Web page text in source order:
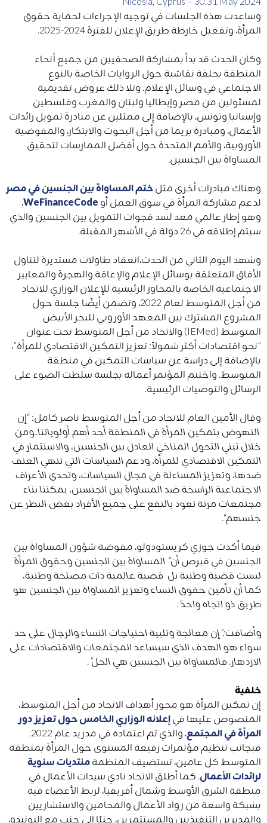
وساعدت هذه الجلسات في توجيه الإجراءات لحماية حقوق
المرأة، وتفعيل خارطة طريق الإعلان للفترة 2024-2025.
وكان الحدث قد بدأ بمشاركة الصحفيين من جميع أنحاء
المنطقة بحلقة نقاشية حول الروايات الخاصة بالنوع
الاجتماعي في وسائل الإعلام. وتلا ذلك عروض تقديمية
لمسئولين من مصر وإيطاليا ولبنان والمغرب وفلسطين
وإسبانيا وتونس، بالإضافة إلى ممثلين عن مبادرة تمويل رائدات
الأعمال، ومبادرة بريما من أجل البحوث والابتكار، والمفوضية
الأوروبية، والأمم المتحدة حول أفضل الممارسات لتحقيق
المساواة بين الجنسين.
وهناك مبادرات أخرى مثل ختم المساواة بين الجنسين في مصر
لدعم مشاركة المرأة في سوق العمل أو WeFinanceCode،
وهو إطار عالمي معد لسد فجوات التمويل بين الجنسين والذي
سيتم إطلاقه في 26 دولة في الأشهر المقبلة.
وشهد اليوم الثاني من الحدث،انعقاد طاولات مستديرة لتناول
الأفاق المتعلقة بوسائل الإعلام والإعاقة والهجرة والمعايير
الاجتماعية الخاصة بالمحاور الرئيسية للإعلان الوزاري للاتحاد
من أجل المتوسط ​​لعام 2022، وتضمن أيضًا جلسة حول
المشروع المشترك بين المعهد الأوروبي للبحر الأبيض
المتوسط ​​(IEMed) والاتحاد من أجل المتوسط تحت عنوان ​​
”نحو اقتصادات أكثر شمولاً: تعزيز التمكين الاقتصادي للمرأة”،
بالإضافة إلى دراسة عن سياسات التمكين في منطقة
المتوسط. واختتم المؤتمر أعماله بجلسة سلطت الضوء على
الرسائل والتوصيات الرئيسية.
وقال الأمين العام للاتحاد من أجل المتوسط ​​ناصر كامل: “إن
النهوض بتمكين المرأة في المنطقة أحد أهم أولوياتنا..ومن
خلال تبني التحول المناخي العادل بين الجنسين، والاستثمار في
التمكين الاقتصادي للمرأة، ودعم السياسات التي تنهي العنف
ضدها، وتعزيز المساءلة في مجال السياسات، وتحدي الأعراف
الاجتماعية الراسخة ضد المساواة بين الجنسين، يمكننا بناء
مجتمعات مرنة تعود بالنفع على جميع الأفراد بغض النظر عن
جنسهم“.
فيما أكدت جوزي كريستودولو، مفوضة شؤون المساواة بين
الجنسين في قبرص أن” المساواة بين الجنسين وحقوق المرأة
ليست قضية وطنية بل قضية عالمية ذات مصلحة وطنية،
كما أن تأمين حقوق النساء وتعزيز المساواة بين الجنسين هو
طريق ذو اتجاه واحد”.
وأضافت:”إن معالجة وتلبية احتياجات النساء والرجال على حد
سواء هو الهدف الذي سيساعد المجتمعات والاقتصادات على
الازدهار. فالمساواة بين الجنسين هي الحل”.
خلفية
إن تمكين المرأة هو محور أهداف الاتحاد من أجل المتوسط،
المنصوص عليها في إعلانه الوزاري الخامس ​حول تعزيز دور
المرأة في المجتمع، والذي تم اعتماده في مدريد عام 2022.
فبجانب تنظيم مؤتمرات رفيعة المستوى حول المرأة بمنطقة
المتوسط ​​كل عامين، تستضيف المنظمة منتديات سنوية
لرائدات الأعمال. كما أطلق الاتحاد نادي سيدات الأعمال في
منطقة الشرق الأوسط وشمال أفريقيا، لربط الأعضاء فيه
بشبكة واسعة من رواد الأعمال والمحامين والاستشاريين
والمديرين التنفيذيين والمستثمرين، جنبًا إلى جنب مع اليونيدو،